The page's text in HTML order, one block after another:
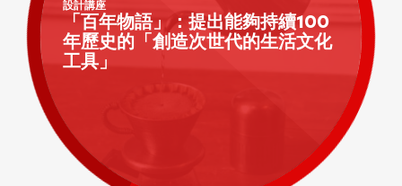
設計講座
「百年物語」：提出能夠持續100
年歷史的「創造次世代的生活文化
工具」